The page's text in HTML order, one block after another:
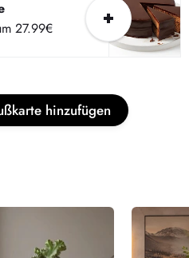
27.99€
Inhalte hinzu.
hinzufügen